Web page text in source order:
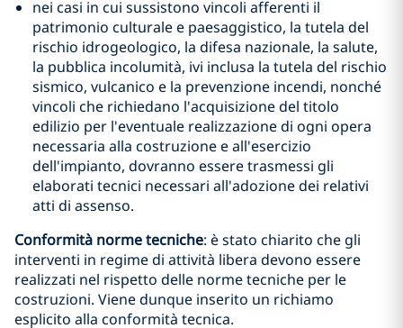
nei casi in cui sussistono vincoli afferenti il
patrimonio culturale e paesaggistico, la tutela del
rischio idrogeologico, la difesa nazionale, la salute,
la pubblica incolumità, ivi inclusa la tutela del rischio
sismico, vulcanico e la prevenzione incendi, nonché
vincoli che richiedano l'acquisizione del titolo
edilizio per l'eventuale realizzazione di ogni opera
necessaria alla costruzione e all'esercizio
dell'impianto, dovranno essere trasmessi gli
elaborati tecnici necessari all'adozione dei relativi
atti di assenso.
Conformità norme tecniche: è stato chiarito che gli
interventi in regime di attività libera devono essere
realizzati nel rispetto delle norme tecniche per le
costruzioni. Viene dunque inserito un richiamo
esplicito alla conformità tecnica.